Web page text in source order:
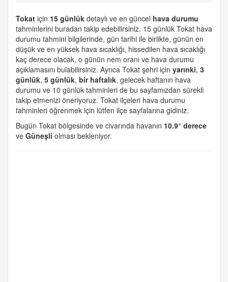
Tokat için 15 günlük detaylı ve en güncel hava durumu
tahminlerini buradan takip edebilirsiniz. 15 günlük Tokat hava
durumu tahmini bilgilerinde, gün tarihi ile birlikte, günün en
düşük ve en yüksek hava sıcaklığı, hissedilen hava sıcaklığı
kaç derece olacak, o günün nem oranı ve hava durumu
açıklamasını bulabilirsiniz. Ayrıca Tokat şehri için yarınki, 3
günlük, 5 günlük, bir haftalık, gelecek haftanın hava
durumu ve 10 günlük tahminleri de bu sayfamızdan sürekli
takip etmenizi öneriyoruz. Tokat ilçeleri hava durumu
tahminleri öğrenmek için lütfen ilçe sayfalarına gidiniz.
Bugün Tokat bölgesinde ve civarında havanın 10.9° derece
ve Güneşli olması bekleniyor.